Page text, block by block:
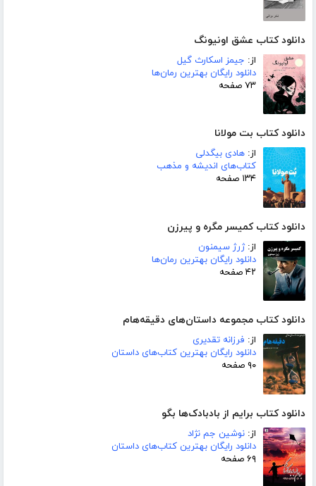
دانلود کتاب عشق اونیونگ
از: جیمز اسکارث گیل
دانلود رایگان بهترین رمان‌ها
۷۳ صفحه
دانلود کتاب بت مولانا
از: هادی بیگدلی
کتاب‌های اندیشه و مذهب
۱۳۴ صفحه
دانلود کتاب کمیسر مگره و پیرزن
از:ژرژ سیمنون
دانلود رایگان بهترین رمان‌ها
۴۲ صفحه
دانلود کتاب مجموعه داستان‌های دقیقه‌هام
از: فرزانه تقدیری
دانلود رایگان بهترین کتاب‌های داستان
۹۰ صفحه
دانلود کتاب برایم از بادبادک‌ها بگو
از: نوشین جم نژاد
دانلود رایگان بهترین کتاب‌های داستان
۶۹ صفحه